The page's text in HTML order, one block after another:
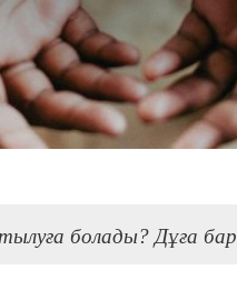
болады? Дұға